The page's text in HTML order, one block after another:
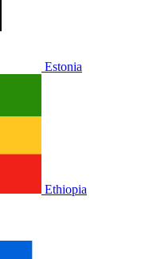
Estonia
Ethiopia